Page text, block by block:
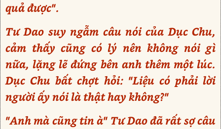
quả được".
Tư Dao suy ngẫm câu nói của Dục Chu,
cảm thấy cũng có lý nên không nói gì
nữa, lặng lẽ đứng bên anh thêm một lúc.
Dục Chu bất chợt hỏi: "Liệu có phải lời
người ấy nói là thật hay không?"
"Anh mà cũng tin à" Tư Dao đã rất sợ câu